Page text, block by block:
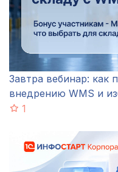
Завтра вебинар: как
внедрению WMS и
1